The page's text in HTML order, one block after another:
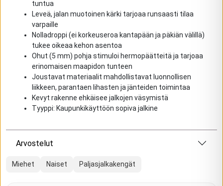
tuntua
Leveä, jalan muotoinen kärki tarjoaa runsaasti tilaa
varpaille
Nolladroppi (ei korkeuseroa kantapään ja päkiän välillä)
tukee oikeaa kehon asentoa
Ohut (5 mm) pohja stimuloi hermopäätteitä ja tarjoaa
erinomaisen maapidon tunteen
Joustavat materiaalit mahdollistavat luonnollisen
liikkeen, parantaen lihasten ja jänteiden toimintaa
Kevyt rakenne ehkäisee jalkojen väsymistä
Tyyppi: Kaupunkikäyttöön sopiva jalkine
Arvostelut
Miehet Naiset Paljasjalkakengät